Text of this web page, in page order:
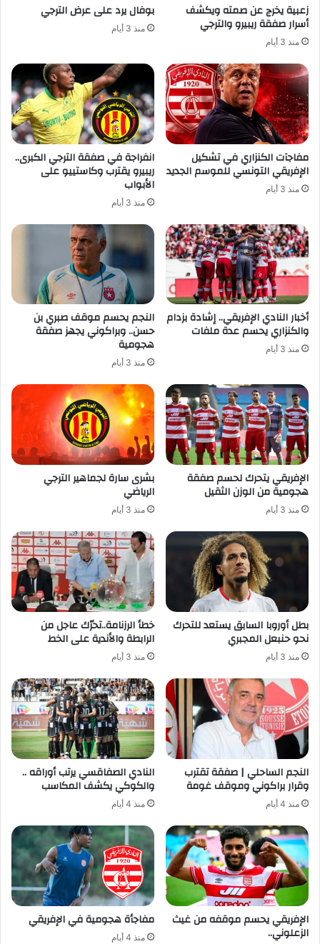
زعبية يخرج عن صمته ويكشف
أسرار صفقة ريبيرو والترجي
منذ 3 أيام
بوفال يرد على عرض الترجي
منذ 3 أيام
مفاجآت الكنزاري في تشكيل
الإفريقي التونسي للموسم الجديد
منذ 3 أيام
انفراجة في صفقة الترجي الكبرى..
ريبيرو يقترب وكاستييو على
الأبواب
منذ 3 أيام
أخبار النادي الإفريقي.. إشادة بزدام
والكنزاري يحسم عدة ملفات
منذ 3 أيام
النجم يحسم موقف صبري بن
حسن.. وبراكوني يجهز صفقة
هجومية
منذ 3 أيام
الإفريقي يتحرك لحسم صفقة
هجومية من الوزن الثقيل
منذ 3 أيام
بشرى سارة لجماهير الترجي
الرياضي
منذ 3 أيام
بطل أوروبا السابق يستعد للتحرك
نحو حنبعل المجبري
منذ 3 أيام
خطأ الرزنامة..تحرّك عاجل من
الرابطة والأندية على الخط
منذ 3 أيام
النجم الساحلي | صفقة تقترب
وقرار براكوني وموقف غومة
منذ 4 أيام
النادي الصفاقسي يرتب أوراقه ..
والكوكي يكشف المكاسب
منذ 4 أيام
الإفريقي يحسم موقفه من غيث
الزعلوني..
مفاجأة هجومية في الإفريقي
منذ 4 أيام